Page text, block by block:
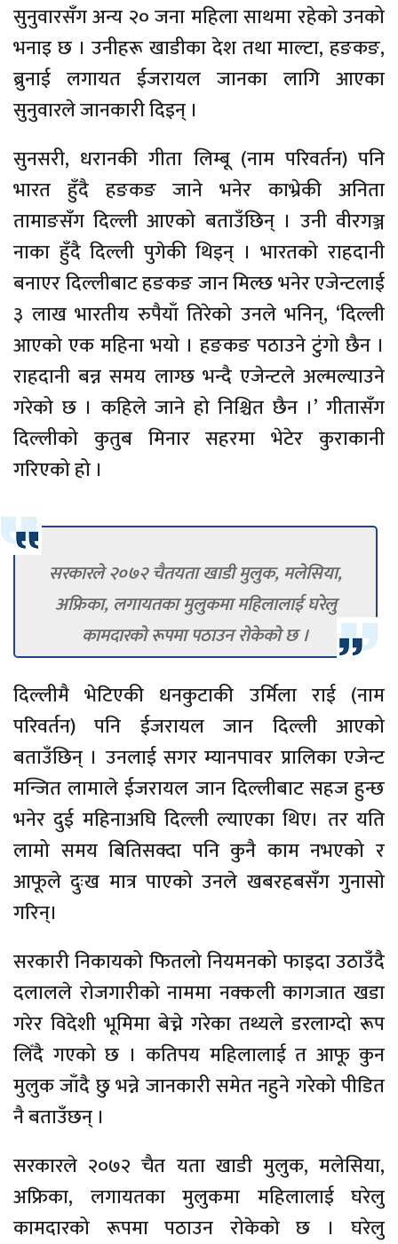
सुनुवारसँग अन्य २० जना महिला साथमा रहेको उनको
भनाइ छ । उनीहरू खाडीका देश तथा माल्टा, हङकङ,
ब्रुनाई लगायत ईजरायल जानका लागि आएका
सुनुवारले जानकारी दिइन् ।
सुनसरी, धरानकी गीता लिम्बू (नाम परिवर्तन) पनि
भारत हुँदै हङकङ जाने भनेर काभ्रेकी अनिता
तामाङसँग दिल्ली आएको बताउँछिन् । उनी वीरगञ्ज
नाका हुँदै दिल्ली पुगेकी थिइन् । भारतको राहदानी
बनाएर दिल्लीबाट हङकङ जान मिल्छ भनेर एजेन्टलाई
३ लाख भारतीय रुपैयाँ तिरेको उनले भनिन्, ‘दिल्ली
आएको एक महिना भयो । हङकङ पठाउने टुंगो छैन ।
राहदानी बन्न समय लाग्छ भन्दै एजेन्टले अल्मल्याउने
गरेको छ । कहिले जाने हो निश्चित छैन ।’ गीतासँग
दिल्लीको कुतुब मिनार सहरमा भेटेर कुराकानी
गरिएको हो ।
सरकारले २०७२ चैतयता खाडी मुलुक, मलेसिया,
अफ्रिका, लगायतका मुलुकमा महिलालाई घरेलु
कामदारको रूपमा पठाउन रोकेको छ ।
दिल्लीमै भेटिएकी धनकुटाकी उर्मिला राई (नाम
परिवर्तन) पनि ईजरायल जान दिल्ली आएको
बताउँछिन् । उनलाई सगर म्यानपावर प्रालिका एजेन्ट
मन्जित लामाले ईजरायल जान दिल्लीबाट सहज हुन्छ
भनेर दुई महिनाअघि दिल्ली ल्याएका थिए। तर यति
लामो समय बितिसक्दा पनि कुनै काम नभएको र
आफूले दुःख मात्र पाएको उनले खबरहबसँग गुनासो
गरिन्।
सरकारी निकायको फितलो नियमनको फाइदा उठाउँदै
दलालले रोजगारीको नाममा नक्कली कागजात खडा
गरेर विदेशी भूमिमा बेच्ने गरेका तथ्यले डरलाग्दो रूप
लिँदै गएको छ । कतिपय महिलालाई त आफू कुन
मुलुक जाँदै छु भन्ने जानकारी समेत नहुने गरेको पीडित
नै बताउँछन् ।
सरकारले २०७२ चैत यता खाडी मुलुक, मलेसिया,
अफ्रिका, लगायतका मुलुकमा महिलालाई घरेलु
कामदारको रूपमा पठाउन रोकेको छ । घरेलु